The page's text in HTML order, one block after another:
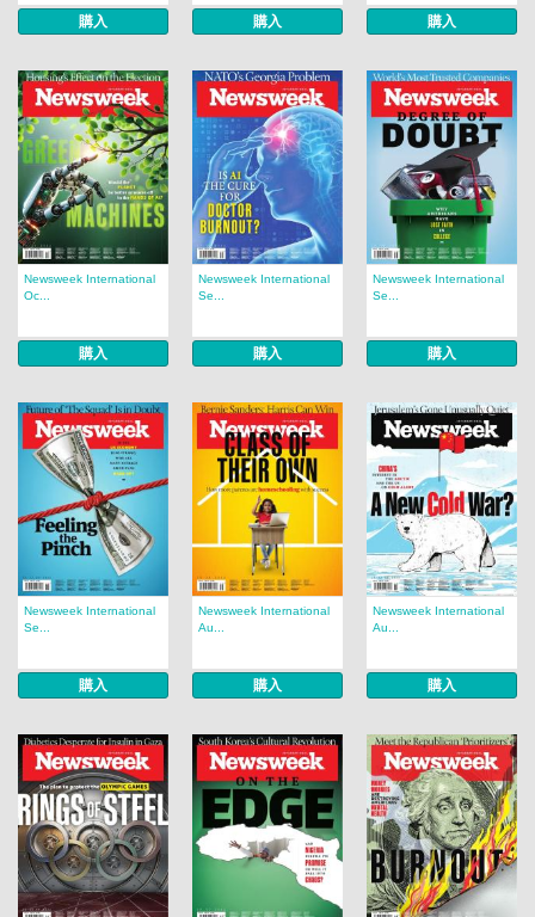
購入 購入 購入
Newsweek International
Oc...
購入
Newsweek International
Se...
購入
Newsweek International
Se...
購入
Newsweek International
Se...
購入
Newsweek International
Au...
購入
Newsweek International
Au...
購入